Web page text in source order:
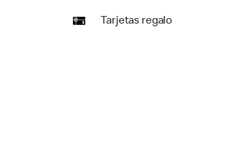
Tarjetas regalo